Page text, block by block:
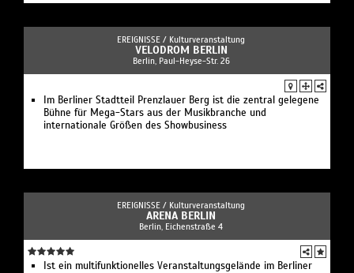
EREIGNISSE / Kulturveranstaltung
VELODROM BERLIN
Berlin, Paul-Heyse-Str. 26
Im Berliner Stadtteil Prenzlauer Berg ist die zentral gelegene
Bühne für Mega-Stars aus der Musikbranche und
internationale Größen des Showbusiness
EREIGNISSE / Kulturveranstaltung
ARENA BERLIN
Berlin, Eichenstraße 4
Ist ein multifunktionelles Veranstaltungsgelände im Berliner